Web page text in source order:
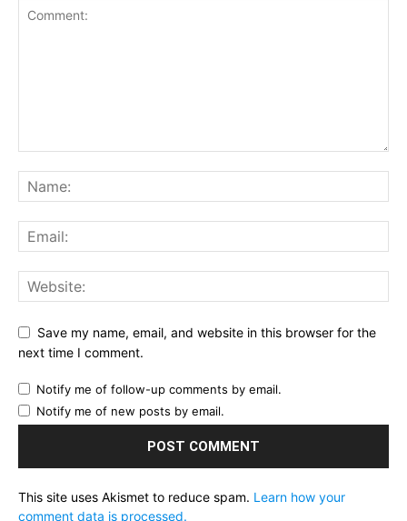
Save my name, email, and website in this browser for the
next time I comment.
Notify me of follow-up comments by email.
Notify me of new posts by email.
This site uses Akismet to reduce spam. Learn how your
comment data is processed.